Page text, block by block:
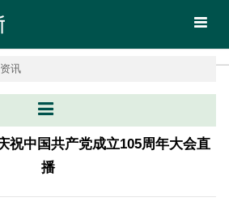
讯
祝中国共产党成立105周年大会直
播